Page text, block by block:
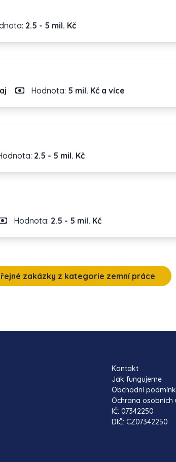
2.5 - 5 mil. Kč
Hodnota: 5 mil. Kč a více
2.5 - 5 mil. Kč
Hodnota: 2.5 - 5 mil. Kč
zakázky z kategorie zemní práce
Kontakt
Jak fungujeme
Obchodní
Ochrana osobních
IČ: 07342250
DIČ: CZ07342250